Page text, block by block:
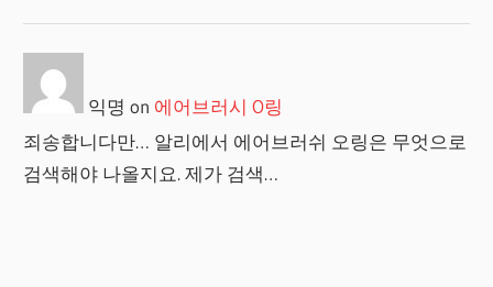
익명 on 에어브러시 O링
죄송합니다만… 알리에서 에어브러쉬 오링은 무엇으로
검색해야 나올지요. 제가 검색…